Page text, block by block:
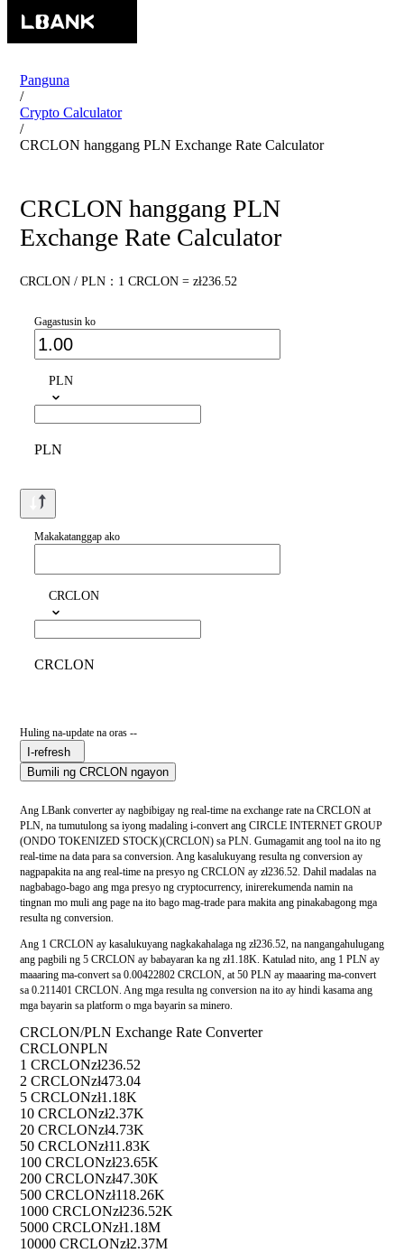
Panguna
/
Crypto Calculator
/
CRCLON hanggang PLN Exchange Rate Calculator
CRCLON hanggang PLN
Exchange Rate Calculator
CRCLON / PLN：1 CRCLON = zł236.52
Gagastusin ko
PLN
PLN
Makakatanggap ako
CRCLON
CRCLON
Huling na-update na oras --
I-refresh
Bumili ng CRCLON ngayon
Ang LBank converter ay nagbibigay ng real-time na exchange rate na CRCLON at
PLN, na tumutulong sa iyong madaling i-convert ang CIRCLE INTERNET GROUP
(ONDO TOKENIZED STOCK)(CRCLON) sa PLN. Gumagamit ang tool na ito ng
real-time na data para sa conversion. Ang kasalukuyang resulta ng conversion ay
nagpapakita na ang real-time na presyo ng CRCLON ay zł236.52. Dahil madalas na
nagbabago-bago ang mga presyo ng cryptocurrency, inirerekumenda namin na
tingnan mo muli ang page na ito bago mag-trade para makita ang pinakabagong mga
resulta ng conversion.
Ang 1 CRCLON ay kasalukuyang nagkakahalaga ng zł236.52, na nangangahulugang
ang pagbili ng 5 CRCLON ay babayaran ka ng zł1.18K. Katulad nito, ang 1 PLN ay
maaaring ma-convert sa 0.00422802 CRCLON, at 50 PLN ay maaaring ma-convert
sa 0.211401 CRCLON. Ang mga resulta ng conversion na ito ay hindi kasama ang
mga bayarin sa platform o mga bayarin sa minero.
CRCLON/PLN Exchange Rate Converter
CRCLONPLN
1 CRCLONzł236.52
2 CRCLONzł473.04
5 CRCLONzł1.18K
10 CRCLONzł2.37K
20 CRCLONzł4.73K
50 CRCLONzł11.83K
100 CRCLONzł23.65K
200 CRCLONzł47.30K
500 CRCLONzł118.26K
1000 CRCLONzł236.52K
5000 CRCLONzł1.18M
10000 CRCLONzł2.37M